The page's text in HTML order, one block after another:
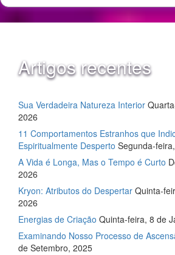
Artigos recentes
Sua Verdadeira Natureza Interior
2026
11 Comportamentos Estranhos que
Espiritualmente Desperto Segunda-
A Vida é Longa, Mas o Tempo é Curto
2026
Kryon: Atributos do Despertar Quinta-
2026
Energias de Criação Quinta-feira, 8 de
Examinando Nosso Processo de
de Setembro, 2025